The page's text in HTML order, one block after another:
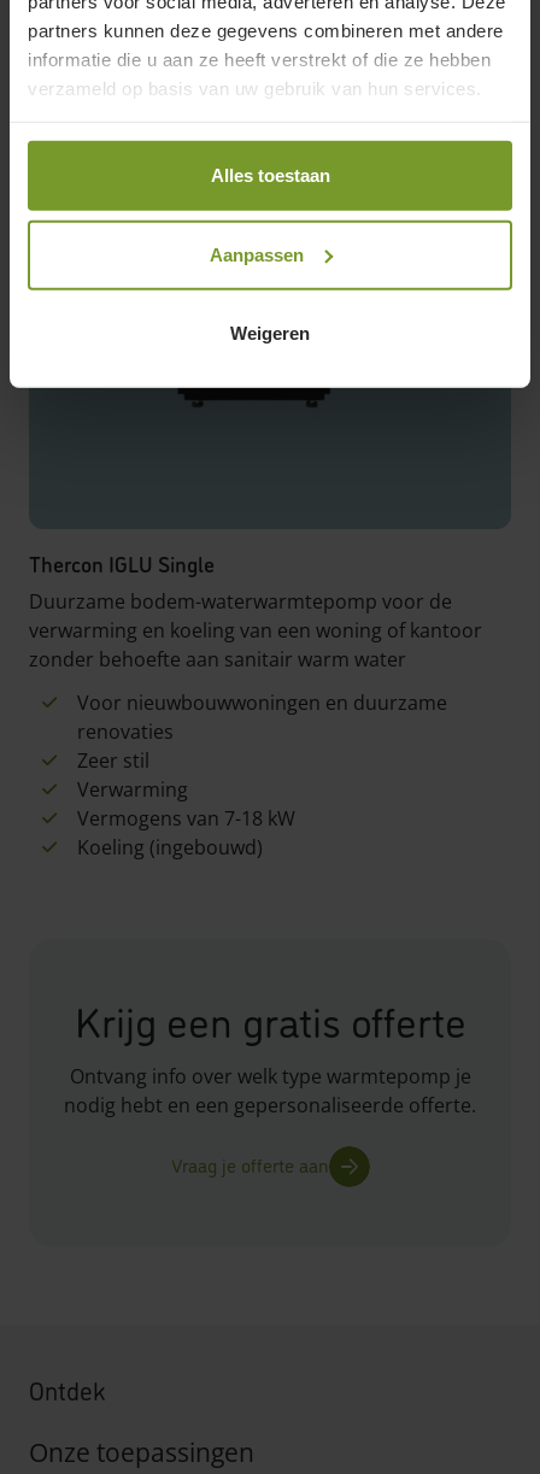
partners kunnen deze gegevens combineren met andere
informatie die u aan ze heeft verstrekt of die ze hebben
verzameld op basis van uw gebruik van hun services.
Alles toestaan
Aanpassen
Weigeren
Thercon IGLU Single
Duurzame bodem-waterwarmtepomp voor de
verwarming en koeling van een woning of kantoor
zonder behoefte aan sanitair warm water
Voor nieuwbouwwoningen en duurzame
renovaties
Zeer stil
Verwarming
Vermogens van 7-18 kW
Koeling (ingebouwd)
Krijg een gratis offerte
Ontvang info over welk type warmtepomp je
nodig hebt en een gepersonaliseerde offerte.
Vraag je offerte aan
Ontdek
Onze toepassingen